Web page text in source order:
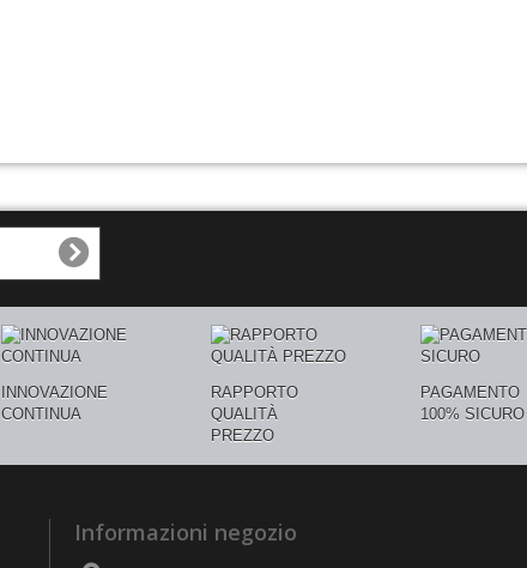
INNOVAZIONE
CONTINUA
RAPPORTO
QUALITÀ
PREZZO
PAGAMENTO
100% SICURO
Informazioni negozio